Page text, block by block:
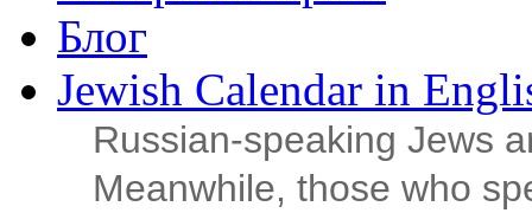
Блог
Jewish Calendar in
Russian‑speaking Jews
Meanwhile, those who